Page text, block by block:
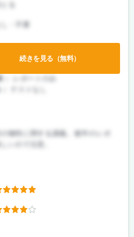
る
・不要
の物性に関する講義。後半のレポ
続きを見る（無料）